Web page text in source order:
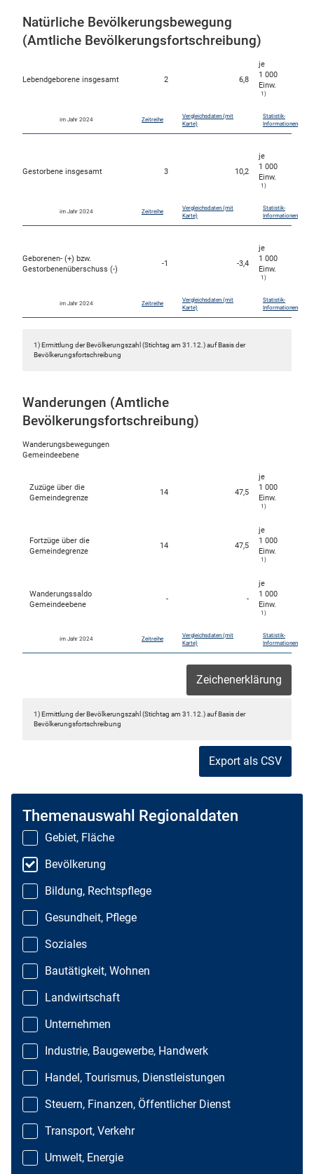
Natürliche Bevölkerungsbewegung
(Amtliche Bevölkerungsfortschreibung)
Lebendgeborene insgesamt 2 6,8
je
1 000
Einw.
1)
im Jahr 2024 Zeitreihe
Vergleichsdaten (mit
Karte)
Statistik-
Informationen
Gestorbene insgesamt 3 10,2
je
1 000
Einw.
1)
im Jahr 2024 Zeitreihe
Vergleichsdaten (mit
Karte)
Statistik-
Informationen
Geborenen- (+) bzw.
Gestorbenenüberschuss (-)
-1 -3,4
je
1 000
Einw.
1)
im Jahr 2024 Zeitreihe
Vergleichsdaten (mit
Karte)
Statistik-
Informationen
1) Ermittlung der Bevölkerungszahl (Stichtag am 31.12.) auf Basis der
Bevölkerungsfortschreibung
Wanderungen (Amtliche
Bevölkerungsfortschreibung)
Wanderungsbewegungen
Gemeindeebene
Zuzüge über die
Gemeindegrenze
14 47,5
je
1 000
Einw.
1)
Fortzüge über die
Gemeindegrenze
14 47,5
je
1 000
Einw.
1)
Wanderungssaldo
Gemeindeebene
- -
je
1 000
Einw.
1)
im Jahr 2024 Zeitreihe
Vergleichsdaten (mit
Karte)
Statistik-
Informationen
Zeichenerklärung
1) Ermittlung der Bevölkerungszahl (Stichtag am 31.12.) auf Basis der
Bevölkerungsfortschreibung
Export als CSV
Themenauswahl Regionaldaten
Gebiet, Fläche
Bevölkerung
Bildung, Rechtspflege
Gesundheit, Pflege
Soziales
Bautätigkeit, Wohnen
Landwirtschaft
Unternehmen
Industrie, Baugewerbe, Handwerk
Handel, Tourismus, Dienstleistungen
Steuern, Finanzen, Öffentlicher Dienst
Transport, Verkehr
Umwelt, Energie